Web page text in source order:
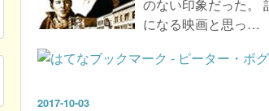
のない印象だった。
になる映画と思っ…
2017-10-03